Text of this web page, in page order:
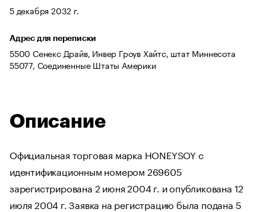
5 декабря 2032 г.
Адрес для переписки
5500 Сенекс Драйв, Инвер Гроув Хайтс, штат Миннесота
55077, Соединенные Штаты Америки
Описание
Официальная торговая марка HONEYSOY с
идентификационным номером 269605
зарегистрирована 2 июня 2004 г. и опубликована 12
июля 2004 г. Заявка на регистрацию была подана 5